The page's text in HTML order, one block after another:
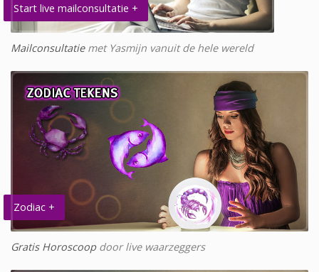
Start live mailconsultatie +
Mailconsultatiemet Yasmijn vanuit de hele wereld
Zodiac +
Gratis Horoscoopdoor live waarzeggers